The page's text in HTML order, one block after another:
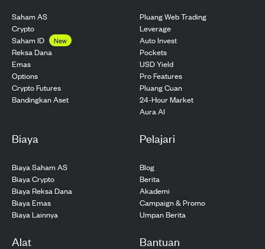
Saham AS
Crypto
Saham ID
New
Reksa Dana
Emas
Options
Crypto Futures
Bandingkan Aset
Pluang Web Trading
Leverage
Auto Invest
Pockets
USD Yield
Pro Features
Pluang Cuan
24-Hour Market
Aura AI
Biaya
Biaya Saham AS
Biaya Crypto
Biaya Reksa Dana
Biaya Emas
Biaya Lainnya
Pelajari
Blog
Berita
Akademi
Campaign & Promo
Umpan Berita
Alat Bantuan